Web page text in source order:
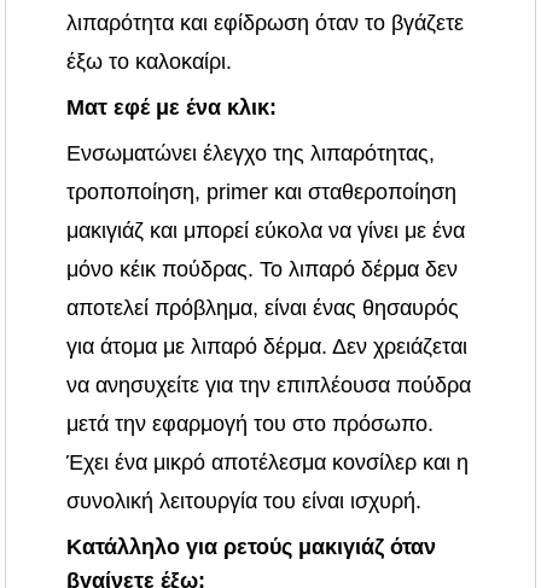
λιπαρότητα και εφίδρωση όταν το βγάζετε
έξω το καλοκαίρι.
Ματ εφέ με ένα κλικ:
Ενσωματώνει έλεγχο της λιπαρότητας,
τροποποίηση, primer και σταθεροποίηση
μακιγιάζ και μπορεί εύκολα να γίνει με ένα
μόνο κέικ πούδρας. Το λιπαρό δέρμα δεν
αποτελεί πρόβλημα, είναι ένας θησαυρός
για άτομα με λιπαρό δέρμα. Δεν χρειάζεται
να ανησυχείτε για την επιπλέουσα πούδρα
μετά την εφαρμογή του στο πρόσωπο.
Έχει ένα μικρό αποτέλεσμα κονσίλερ και η
συνολική λειτουργία του είναι ισχυρή.
Κατάλληλο για ρετούς μακιγιάζ όταν
βγαίνετε έξω: